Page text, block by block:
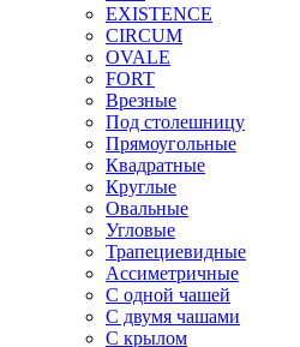
EXISTENCE
CIRCUM
OVALE
FORT
Врезные
Под столешницу
Прямоугольные
Квадратные
Круглые
Овальные
Угловые
Трапециевидные
Ассиметричные
С одной чашей
С двумя чашами
С крылом